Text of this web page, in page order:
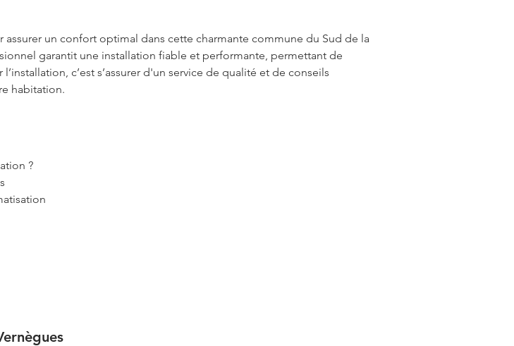
assurer un confort optimal dans cette charmante commune du Sud de la
garantit une installation fiable et performante, permettant de
c’est s’assurer d'un service de qualité et de conseils
habitation.
?